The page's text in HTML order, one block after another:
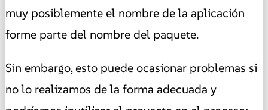
muy posiblemente el nombre de la aplicación
forme parte del nombre del paquete.
Sin embargo, esto puede ocasionar problemas si
no lo realizamos de la forma adecuada y